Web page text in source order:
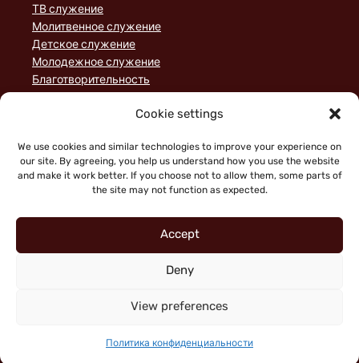
Cookie settings
We use cookies and similar technologies to improve your experience on
our site. By agreeing, you help us understand how you use the website
and make it work better. If you choose not to allow them, some parts of
the site may not function as expected.
Accept
Deny
View preferences
Политика конфиденциальности
ТВ служение
Молитвенное служение
Детское служение
Молодежное служение
Благотворительность
Служение порядка
Статьи
"Faith working through love" (Galatians 5:6)
Политика конфиденциальности